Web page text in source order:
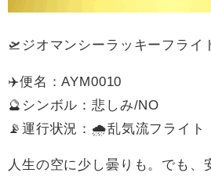
🛫ジオマンシーラッキーフライ
✈️便名：AYM0010
🔮シンボル：悲しみ/NO
📡運行状況：🌧️乱気流フライト
人生の空に少し曇りも。でも、